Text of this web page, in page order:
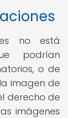
no está
podrían
o de
imagen de
derecho de
imágenes